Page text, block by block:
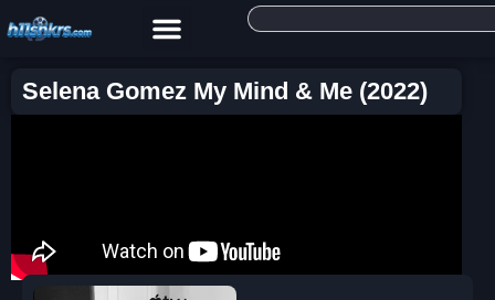
Selena Gomez My Mind & Me (2022)